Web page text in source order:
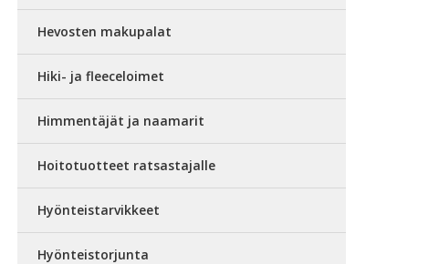
Hevosten makupalat
Hiki- ja fleeceloimet
Himmentäjät ja naamarit
Hoitotuotteet ratsastajalle
Hyönteistarvikkeet
Hyönteistorjunta